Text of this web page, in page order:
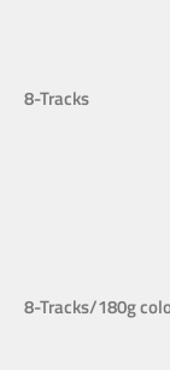
8-Tracks
8-Tracks/180g